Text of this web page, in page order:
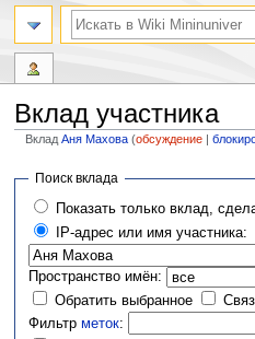
Вклад участника
ВкладАня Махова (обсуждение |
Перейти
навигации
Перейти
поиску
Поиск вклада
Показать только вклад,
IP-адрес или имя участника:
Пространство имён:
Обратить выбранное
Фильтрметок: